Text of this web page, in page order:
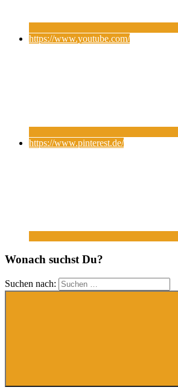
https://www.youtube.com/
https://www.pinterest.de/
Wonach suchst Du?
Suchen nach: